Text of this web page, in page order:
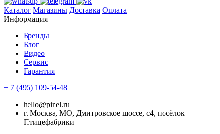
Каталог Магазины Доставка Оплата
Информация
Бренды
Блог
Видео
Сервис
Гарантия
+ 7 (495) 109-54-48
hello@pinel.ru
г. Москва, МО, Дмитровское шоссе, с4, посёлок
Птицефабрики